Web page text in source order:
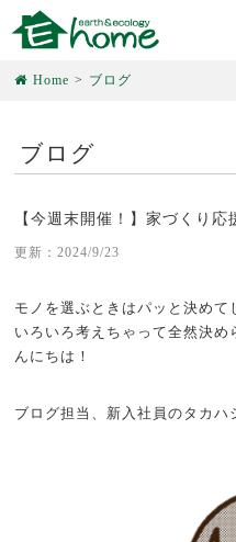
Home ブログ
ブログ
【今週末開催！】家づくり応
更新：2024/9/23
モノを選ぶときはパッと決めて
いろいろ考えちゃって全然決
んにちは！
ブログ担当、新入社員のタカハ